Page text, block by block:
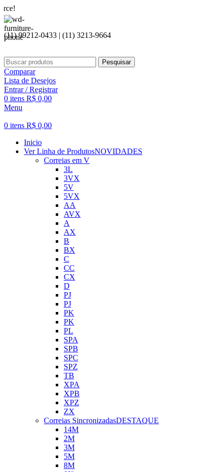
(11) 99212-0433 | (11) 3213-9664
Pesquisar
Comparar
Lista de Desejos
Entrar / Registrar
0 itens R$ 0,00
Menu
0 itens R$ 0,00
Inicio
Ver Linha de ProdutosNOVIDADES
Correias em V
3L
3VX
5V
5VX
AA
AVX
A
AX
B
BX
C
CC
CX
D
PJ
PJ
PK
PK
PL
SPA
SPB
SPC
SPZ
TB
XPA
XPB
XPZ
ZX
Correias SincronizadasDESTAQUE
14M
2M
3M
5M
8M